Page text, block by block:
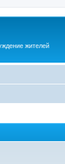
жителей